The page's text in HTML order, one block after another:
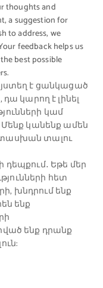
thoughts and
a suggestion for
to address, we
feedback helps us
best possible
է ցանկացած
կարող է լինել
կամ
Մենք կանենք ամեն
տալու
Եթե մեր
հետ
խնդրում ենք
ենք
ենք դրանք